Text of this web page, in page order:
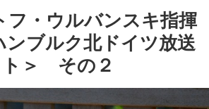
・ウルバンスキ指揮
ブルク北ドイツ放送
ト＞ その２